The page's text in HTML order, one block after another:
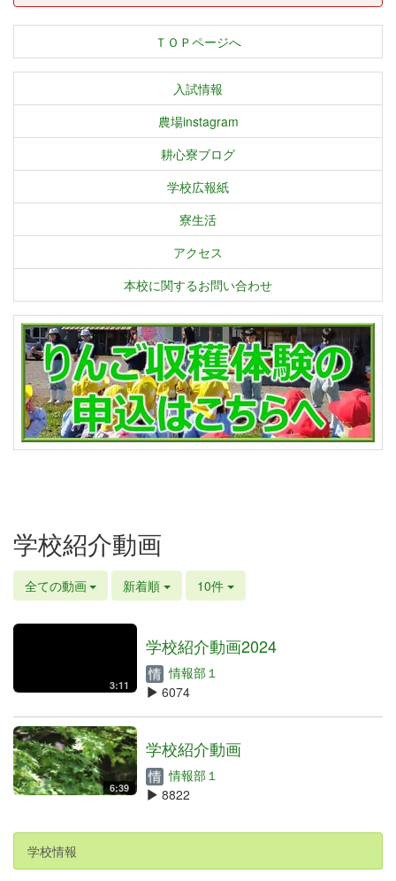
ＴＯＰページへ
入試情報
農場instagram
耕心寮ブログ
学校広報紙
寮生活
アクセス
本校に関するお問い合わせ
学校紹介動画
全ての動画 新着順 10件
3:11
学校紹介動画2024
情報部１
6074
6:39
学校紹介動画
情報部１
8822
学校情報